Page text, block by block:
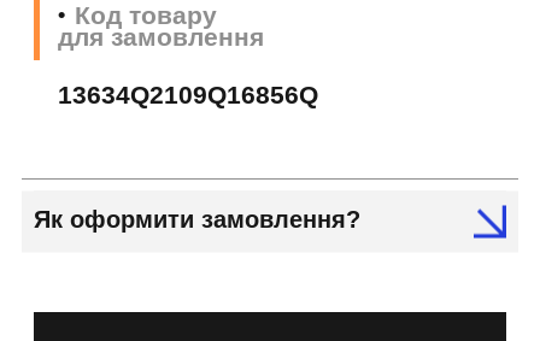
Код товару
для замовлення
13634Q2109Q16856Q
Як оформити замовлення?